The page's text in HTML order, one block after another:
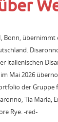
Bonn,
italienischen
Mai 2026
der
Tia Maria,
Rye. -red-